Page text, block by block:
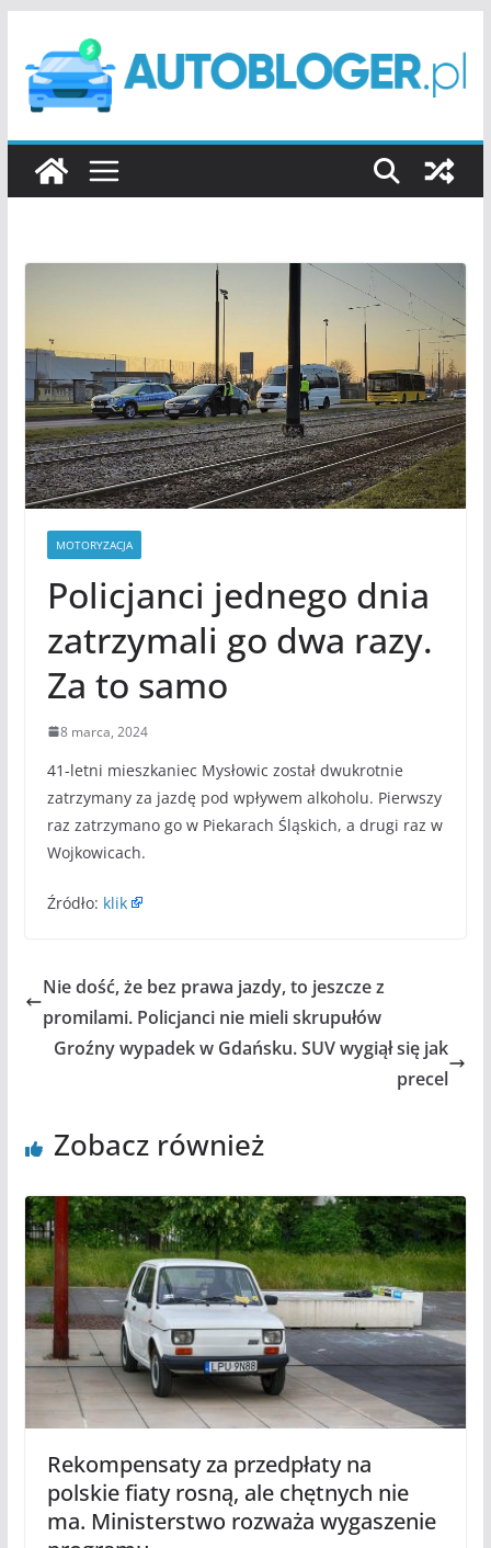
treści
MOTORYZACJA
Policjanci jednego dnia
zatrzymali go dwa razy.
Za to samo
8 marca, 2024
41-letni mieszkaniec Mysłowic został dwukrotnie
zatrzymany za jazdę pod wpływem alkoholu. Pierwszy
raz zatrzymano go w Piekarach Śląskich, a drugi raz w
Wojkowicach.
Źródło: klik
Nie dość, że bez prawa jazdy, to jeszcze z
promilami. Policjanci nie mieli skrupułów
Groźny wypadek w Gdańsku. SUV wygiął się jak
precel
Zobacz również
Rekompensaty za przedpłaty na
polskie fiaty rosną, ale chętnych nie
ma. Ministerstwo rozważa wygaszenie